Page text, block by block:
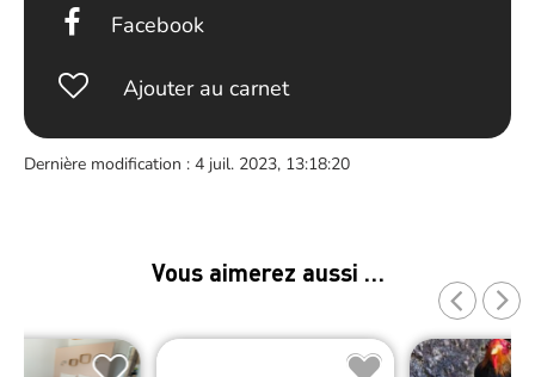
Facebook
Ajouter au carnet
Dernière modification : 4 juil. 2023, 13:18:20
Vous aimerez aussi …